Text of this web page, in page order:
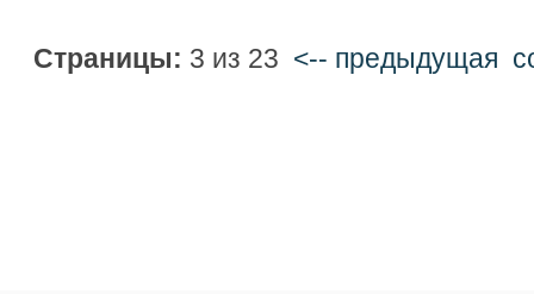
Страницы: 3 из 23 <-- предыдущая